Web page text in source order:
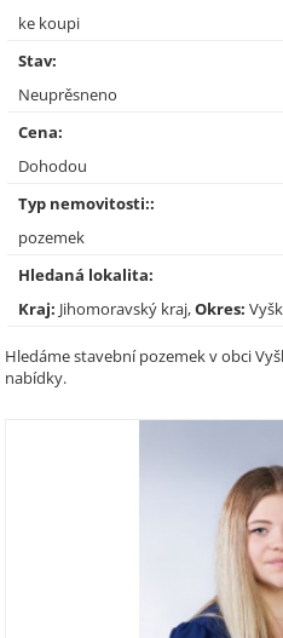
ke koupi
Stav:
Neuprěsneno
Cena:
Dohodou
Typ nemovitosti::
pozemek
Hledaná lokalita:
Kraj: Jihomoravský kraj,Okres:
Hledáme stavební pozemek v obci
nabídky.